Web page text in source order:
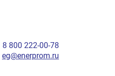
8 800 222-00-78
eg@enerprom.ru